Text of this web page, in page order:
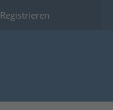
Registrieren